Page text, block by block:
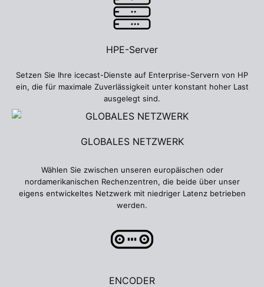
HPE-Server
Setzen Sie Ihre icecast-Dienste auf Enterprise-Servern von HP
ein, die für maximale Zuverlässigkeit unter konstant hoher Last
ausgelegt sind.
GLOBALES NETZWERK
Wählen Sie zwischen unseren europäischen oder
nordamerikanischen Rechenzentren, die beide über unser
eigens entwickeltes Netzwerk mit niedriger Latenz betrieben
werden.
ENCODER